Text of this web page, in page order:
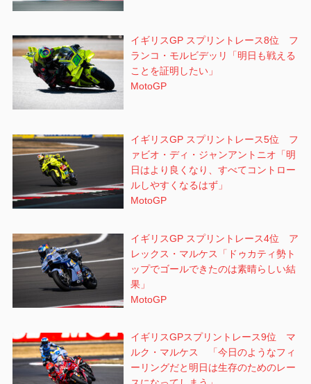
イギリスGP スプリントレース8位 フ
ランコ・モルビデッリ「明日も戦える
ことを証明したい」
MotoGP
イギリスGP スプリントレース5位 フ
ァビオ・ディ・ジャンアントニオ「明
日はより良くなり、すべてコントロー
ルしやすくなるはず」
MotoGP
イギリスGP スプリントレース4位 ア
レックス・マルケス「ドゥカティ勢ト
ップでゴールできたのは素晴らしい結
果」
MotoGP
イギリスGPスプリントレース9位 マ
ルク・マルケス 「今日のようなフィ
ーリングだと明日は生存のためのレー